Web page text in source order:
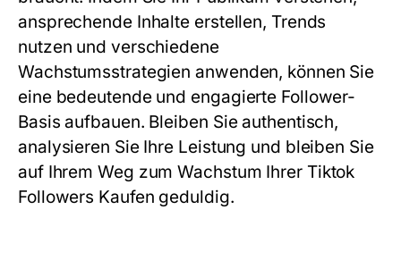
ansprechende Inhalte erstellen, Trends
nutzen und verschiedene
Wachstumsstrategien anwenden, können Sie
eine bedeutende und engagierte Follower-
Basis aufbauen. Bleiben Sie authentisch,
analysieren Sie Ihre Leistung und bleiben Sie
auf Ihrem Weg zum Wachstum Ihrer Tiktok
Followers Kaufen geduldig.